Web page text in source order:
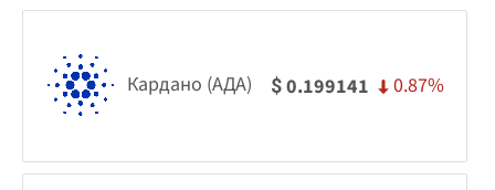
Кардано (АДА) $0.199141 0.87%